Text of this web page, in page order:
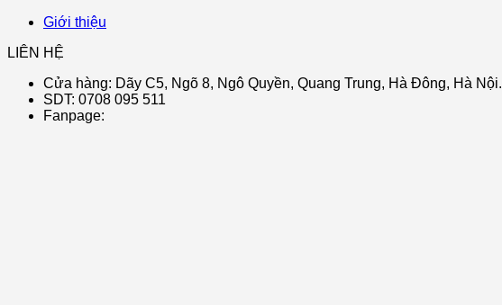
Giới thiệu
LIÊN HỆ
Cửa hàng: Dãy C5, Ngõ 8, Ngô Quyền, Quang Trung, Hà Đông, Hà Nội.
SDT: 0708 095 511
Fanpage: